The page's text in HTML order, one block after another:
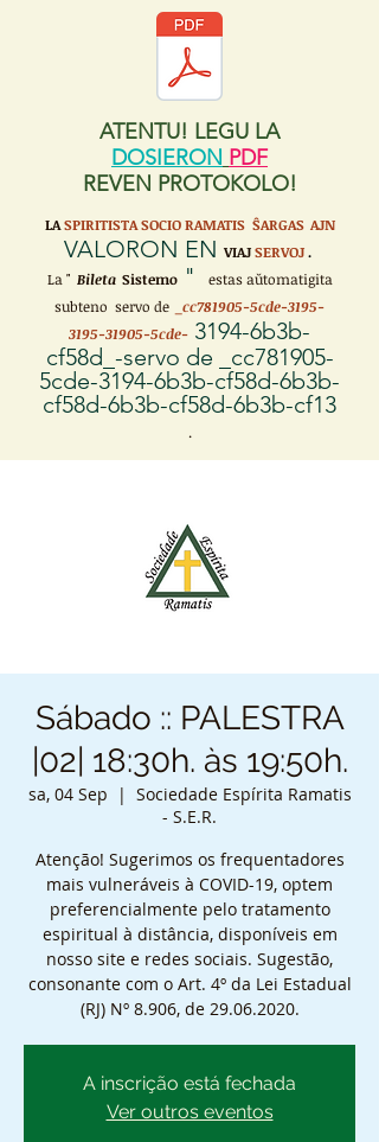
ATENTU! LEGU LA
DOSIERON PDF
REVEN PROTOKOLO!
LA SPIRITISTA SOCIO RAMATIS ŜARGAS AJN
VALORON EN VIAJSERVOJ.
La " Bileta Sistemo"
estas aŭtomatigita
subteno servo de
_cc781905-5cde-3195-
3195-31905-5cde- 3194-6b3b-
cf58d_-servo de _cc781905-
5cde-3194-6b3b-cf58d-6b3b-
cf58d-6b3b-cf58d-6b3b-cf13
.
Sábado :: PALESTRA
|02| 18:30h. às 19:50h.
sa, 04 Sep
  |
Sociedade Espírita Ramatis
- S.E.R.
Atenção! Sugerimos os frequentadores
mais vulneráveis à COVID-19, optem
preferencialmente pelo tratamento
espiritual à distância, disponíveis em
nosso site e redes sociais. Sugestão,
consonante com o Art. 4º da Lei Estadual
(RJ) Nº 8.906, de 29.06.2020.
A inscrição está fechada
Ver outros eventos